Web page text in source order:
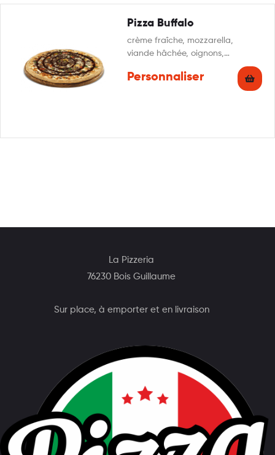
Pizza Buffalo
crème fraîche, mozzarella,
viande hâchée, oignons,
persillade
Personnaliser
La Pizzeria
76230 Bois Guillaume
Sur place, à emporter et en livraison